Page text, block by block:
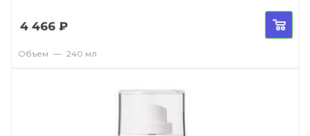
4 466 ₽
Объем — 240 мл